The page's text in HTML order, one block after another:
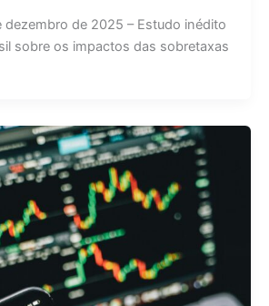
dezembro de 2025 – Estudo inédito
sobre os impactos das sobretaxas